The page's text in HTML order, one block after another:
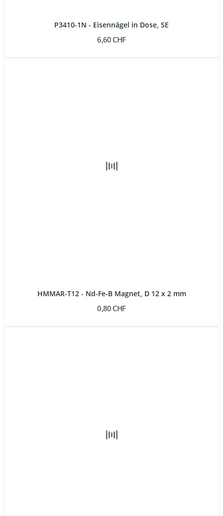
P3410-1N - Eisennägel in Dose, SE
6,60 CHF
HMMAR-T12 - Nd-Fe-B Magnet, D 12 x 2 mm
0,80 CHF